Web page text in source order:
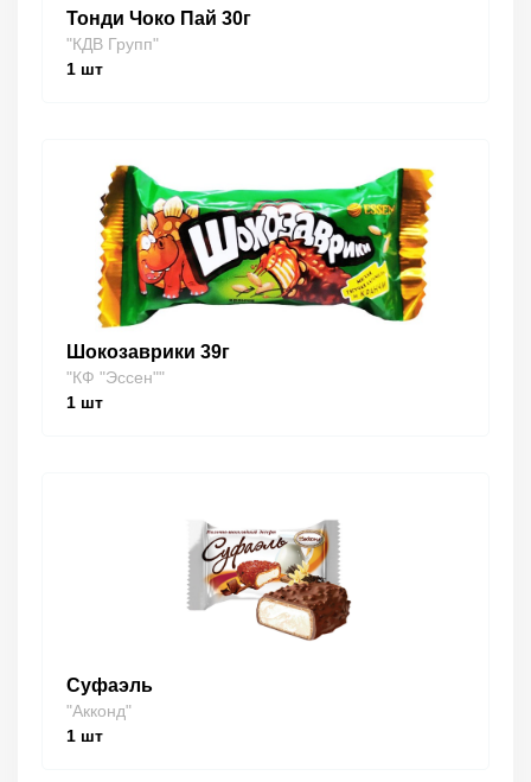
Тонди Чоко Пай 30г
"КДВ Групп"
1 шт
Шокозаврики 39г
"КФ "Эссен""
1 шт
Суфаэль
"Акконд"
1 шт